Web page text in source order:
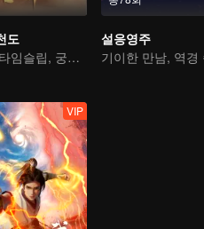
도
이세계 타임슬립, 궁상맞은 사위가 되다
설응영주
VIP